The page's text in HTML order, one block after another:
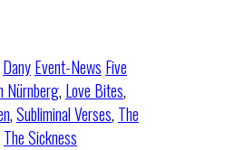
DanyEvent-News Five
Nürnberg, Love Bites,
,Subliminal Verses, The
The Sickness